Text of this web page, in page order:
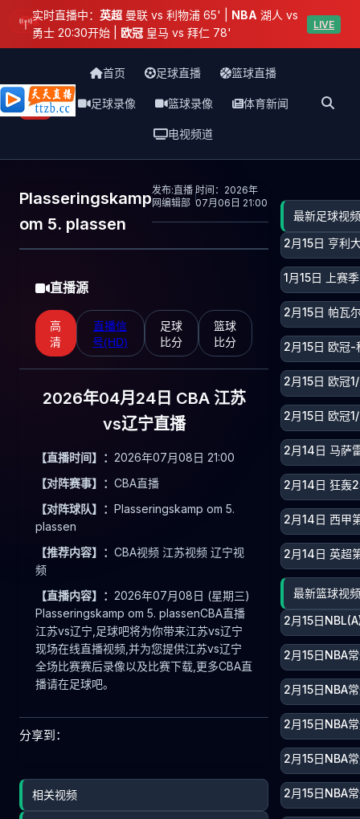
实时直播中： 英超 曼联 vs 利物浦 65' | NBA 湖人 vs
勇士 20:30开始 | 欧冠 皇马 vs 拜仁 78'
LIVE
天天直播网
首页 足球直播 篮球直播
足球录像 篮球录像 体育新闻
电视频道
Plasseringskamp
om 5. plassen
发布:直播
网编辑部
时间：2026年
07月06日 21:00
足球
直播源
高
清
直播信
号(HD)
足球
比分
篮球
比分
2026年04月24日 CBA 江苏
vs辽宁直播
【直播时间】： 2026年07月08日 21:00
【对阵赛事】： CBA直播
【对阵球队】： Plasseringskamp om 5.
plassen
【推荐内容】： CBA视频 江苏视频 辽宁视
频
【直播内容】： 2026年07月08日 (星期三)
Plasseringskamp om 5. plassenCBA直播
江苏vs辽宁,足球吧将为你带来江苏vs辽宁
现场在线直播视频,并为您提供江苏vs辽宁
全场比赛赛后录像以及比赛下载,更多CBA直
播请在足球吧。
分享到：
相关视频
最新足球视频
2月15日 亨利
1月15日 上赛
2月15日 帕瓦
2月15日 欧冠-
2月15日 欧冠
2月15日 欧冠
2月14日 马萨
2月14日 狂轰
2月14日 西甲
2月14日 英超
最新篮球视频
2月15日
2月15日NBA
2月15日NBA
2月15日NBA
2月15日NBA
2月15日NBA